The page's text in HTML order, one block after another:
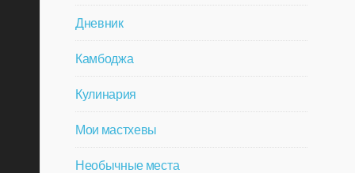
Дневник
Камбоджа
Кулинария
Мои мастхевы
Необычные места